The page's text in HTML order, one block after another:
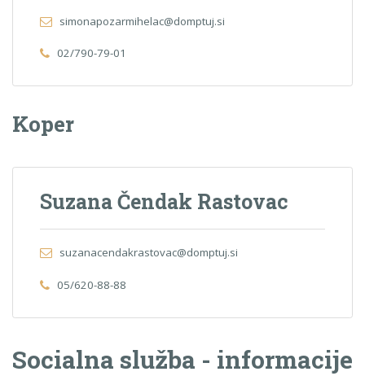
simonapozarmihelac@domptuj.si
02/790-79-01
Koper
Suzana Čendak Rastovac
suzanacendakrastovac@domptuj.si
05/620-88-88
Socialna služba - informacije